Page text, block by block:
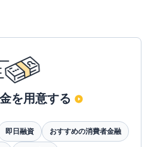
を用意する
即日融資 おすすめの消費者金融